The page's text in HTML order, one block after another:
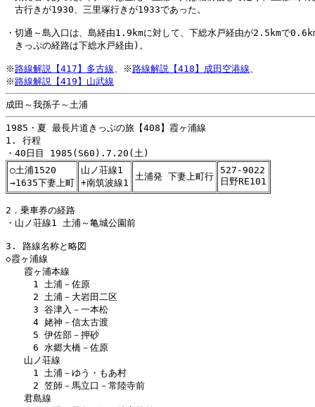
古行きが1930、三里塚行きが1933であった。
・切通～島入口は、島経由1.9kmに対して、下総水戸経由が2.5kmで
きっぷの経路は下総水戸経由)。
※ 路線解説【417】多古線、※ 路線解説【418】成田空港線、
※ 路線解説【419】山武線
1985・夏 最長片道きっぷの旅【408】霞ヶ浦線
1. 行程
○土浦1520
→1635下妻上町
山ノ荘線1
+南筑波線1
土浦発 下妻上町行
527-9022
日野RE101
2．乗車券の経路
・山ノ荘線1 土浦～亀城公園前
3. 路線名称と略図
◇霞ヶ浦線
霞ヶ浦本線
1 土浦－佐原
2 土浦－大岩田二区
3 谷津入－一本松
4 姥神－信太古渡
5 伊佐部－押砂
6 水郷大橋－佐原
山ノ荘線
1 土浦－ゆう・もあ村
2 笠師－馬立口－常陸寺前
君島線